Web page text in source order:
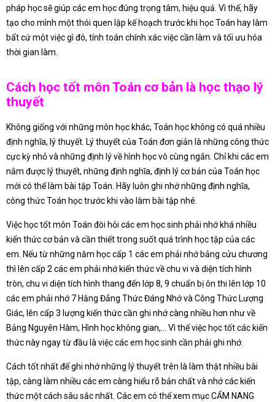
pháp học sẽ giúp các em học đúng trọng tâm, hiệu quả. Vì thế, hãy
tạo cho mình một thói quen lập kế hoạch trước khi học Toán hay làm
bất cứ một việc gì đó, tính toán chính xác việc cần làm và tối ưu hóa
thời gian làm.
Cách học tốt môn Toán cơ bản là học thạo lý
thuyết
Không giống với những môn học khác, Toán học không có quá nhiều
định nghĩa, lý thuyết. Lý thuyết của Toán đơn giản là những công thức
cực kỳ nhỏ và những định lý về hình học vô cùng ngắn. Chỉ khi các em
nắm được lý thuyết, những định nghĩa, định lý cơ bản của Toán học
mới có thể làm bài tập Toán. Hãy luôn ghi nhớ những định nghĩa,
công thức Toán học trước khi vào làm bài tập nhé.
Việc học tốt môn Toán đòi hỏi các em học sinh phải nhớ khá nhiều
kiến thức cơ bản và cần thiết trong suốt quá trình học tập của các
em. Nếu từ những năm học cấp 1 các em phải nhớ bảng cửu chương
thì lên cấp 2 các em phải nhớ kiến thức về chu vi và diện tích hình
tròn, chu vi diện tích hình thang đến lớp 8, 9 chuẩn bị ôn thi lên lớp 10
các em phải nhớ 7 Hằng Đẳng Thức Đáng Nhớ và Công Thức Lượng
Giác, lên cấp 3 lượng kiến thức cần ghi nhớ càng nhiều hơn như về
Bảng Nguyên Hàm, Hình học không gian,… Vì thế việc học tốt các kiến
thức này ngay từ đầu là việc các em học sinh cần phải ghi nhớ.
Cách tốt nhất để ghi nhớ những lý thuyết trên là làm thật nhiều bài
tập, càng làm nhiều các em càng hiểu rõ bản chất và nhớ các kiến
thức một cách sâu sắc nhất. Các em có thể xem mục CẨM NANG